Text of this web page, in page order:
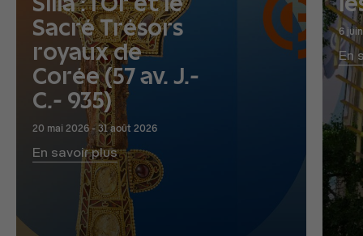
Sacré Trésors
royaux de
Corée (57 av. J.-
C.- 935)
20 mai 2026 - 31 août 2026
En savoir plus
6
En